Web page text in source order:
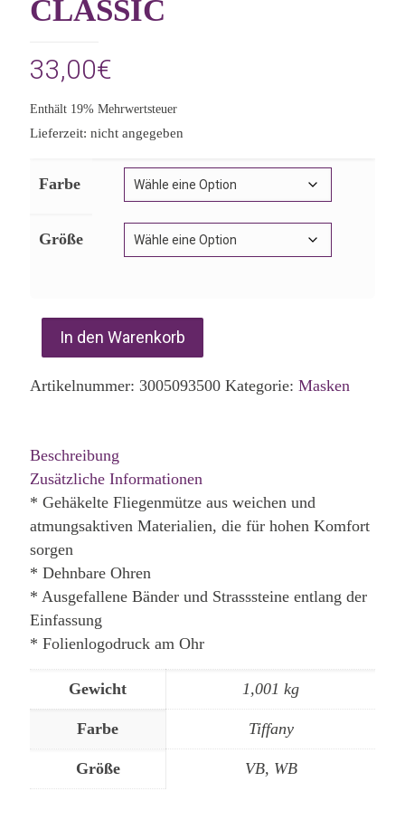
CLASSIC
33,00€
Enthält 19% Mehrwertsteuer
Lieferzeit: nicht angegeben
Farbe
Größe
In den Warenkorb
Artikelnummer: 3005093500 Kategorie: Masken
Beschreibung
Zusätzliche Informationen
* Gehäkelte Fliegenmütze aus weichen und
atmungsaktiven Materialien, die für hohen Komfort
sorgen
* Dehnbare Ohren
* Ausgefallene Bänder und Strasssteine entlang der
Einfassung
* Folienlogodruck am Ohr
Gewicht 1,001 kg
Farbe Tiffany
Größe VB, WB